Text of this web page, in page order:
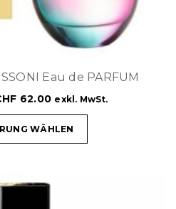
Eau de PARFUM
62.00 exkl. MwSt.
WÄHLEN